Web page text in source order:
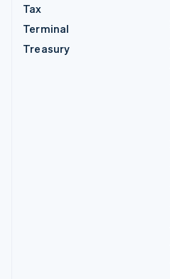
Tax
Terminal
Treasury